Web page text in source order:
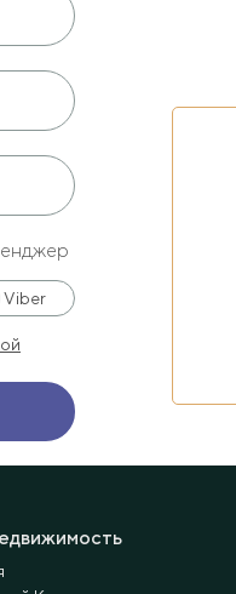
Viber